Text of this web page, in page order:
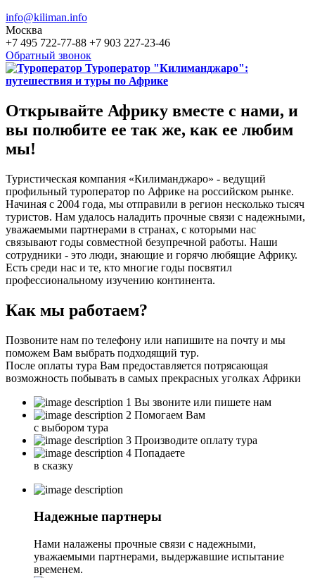
info@kiliman.info
Москва
+7 495 722-77-88 +7 903 227-23-46
Обратный звонок
Туроператор "Килиманджаро":
путешествия и туры по Африке
Открывайте Африку вместе с нами, и
вы полюбите ее так же, как ее любим
мы!
Туристическая компания «Килиманджаро» - ведущий
профильный туроператор по Африке на российском рынке.
Начиная с 2004 года, мы отправили в регион несколько тысяч
туристов. Нам удалось наладить прочные связи с надежными,
уважаемыми партнерами в странах, с которыми нас
связывают годы совместной безупречной работы. Наши
сотрудники - это люди, знающие и горячо любящие Африку.
Есть среди нас и те, кто многие годы посвятил
профессиональному изучению континента.
Как мы работаем?
Позвоните нам по телефону или напишите на почту и мы
поможем Вам выбрать подходящий тур.
После оплаты тура Вам предоставляется потрясающая
возможность побывать в самых прекрасных уголках Африки
1 Вы звоните или пишете нам
2 Помогаем Вам
с выбором тура
3 Производите оплату тура
4 Попадаете
в сказку
Надежные партнеры
Нами налажены прочные связи с надежными,
уважаемыми партнерами, выдержавшие испытание
временем.